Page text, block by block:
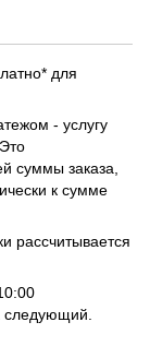
для
- услугу
суммы заказа,
к сумме
рассчитывается
следующий.